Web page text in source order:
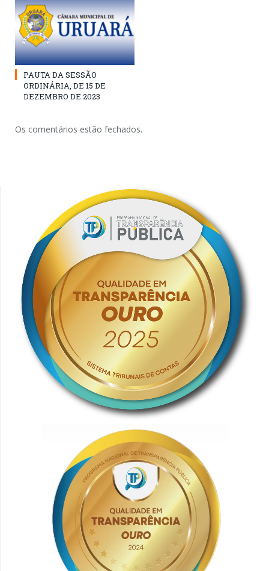
PAUTA DA SESSÃO
ORDINÁRIA, DE 15 DE
DEZEMBRO DE 2023
Os comentários estão fechados.